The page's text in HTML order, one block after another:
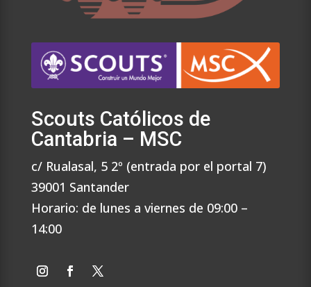
Scouts Católicos de
Cantabria – MSC
c/ Rualasal, 5 2º (entrada por el portal 7)
39001 Santander
Horario: de lunes a viernes de 09:00 –
14:00